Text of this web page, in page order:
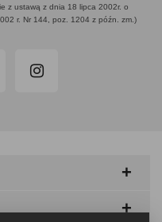
z ustawą z dnia 18 lipca 2002r. o
r. Nr 144, poz. 1204 z późn. zm.)